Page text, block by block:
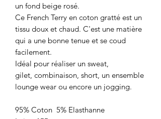
un fond beige rosé.
Ce French Terry en coton gratté est un
tissu doux et chaud. C'est une matière
qui a une bonne tenue et se coud
facilement.
Idéal pour réaliser un sweat,
gilet, combinaison, short, un ensemble
lounge wear ou encore un jogging.
95% Coton 5% Elasthanne